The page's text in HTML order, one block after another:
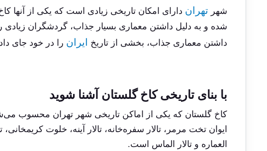
شهر تهران دارای امکان تاریخی زیادی است که یکی از آنها
شده و به دلیل داشتن معماری بسیار جذاب، گردشگران زیادی
داشتن معماری جذاب، بخشی از تاریخ ایران را در خود جای
با بنای تاریخی کاخ گلستان آشنا شوید
کاخ گلستان که یکی از اماکن تاریخی شهر تهران محسوب
ایوان تخت مرمر، تالار سفره‌خانه، تالار آینه، خلوت
العماره و تالار الماس است.